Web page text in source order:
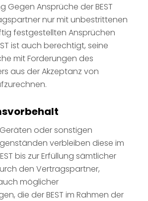
Gegen Ansprüche der BEST
nur mit unbestrittenen
festgestellten Ansprüchen
ist auch berechtigt, seine
mit Forderungen des
aus der Akzeptanz von
oder sonstigen
verbleiben diese im
bis zur Erfüllung sämtlicher
den Vertragspartner,
möglicher
die der BEST im Rahmen der